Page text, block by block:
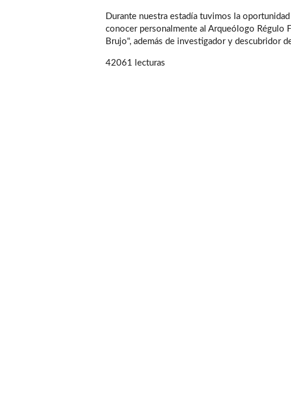
Durante nuestra estadía tuvimos la
conocer personalmente al Arqueólogo Régulo
Brujo", además de investigador y descubridor
42061 lecturas